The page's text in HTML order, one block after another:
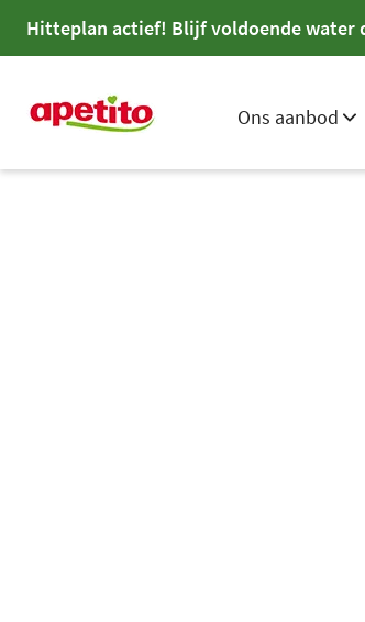
Hitteplan actief! Blijf voldoende water
Ons aanbod